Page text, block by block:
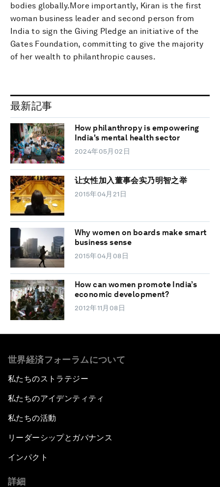
bodies globally.More importantly, Kiran is the first
woman business leader and second person from
India to sign the Giving Pledge an initiative of the
Gates Foundation, committing to give the majority
of her wealth to philanthropic causes.
最新記事
How philanthropy is empowering
India's mental health sector
2024年05月02日
让女性加入董事会实乃明智之举
2015年04月21日
Why women on boards make smart
business sense
2015年04月08日
How can women promote India’s
economic development?
2012年11月08日
世界経済フォーラムについて
私たちのストラテジー
私たちのアイデンティティ
私たちの活動
リーダーシップとガバナンス
インパクト
詳細